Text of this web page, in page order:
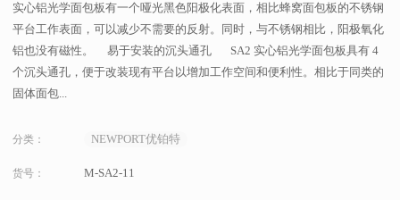
实心铝光学面包板有一个哑光黑色阳极化表面，相比蜂窝面包板的不锈钢
平台工作表面，可以减少不需要的反射。同时，与不锈钢相比，阳极氧化
铝也没有磁性。 易于安装的沉头通孔 SA2 实心铝光学面包板具有 4
个沉头通孔，便于改装现有平台以增加工作空间和便利性。相比于同类的
固体面包...
分类： NEWPORT优铂特
货号： M-SA2-11